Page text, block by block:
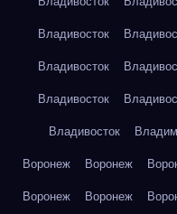
Владивосток
Владивосток
Владивосток
Владивосток
Воронеж
Воронеж
Воронеж
Воронеж